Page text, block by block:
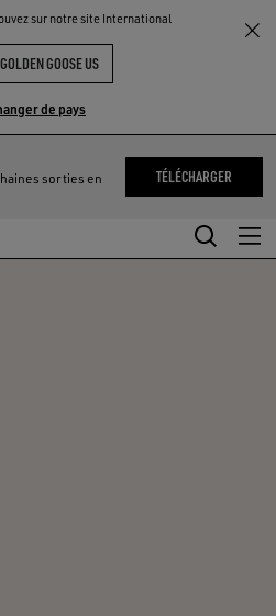
sur notre site International
GOOSE US
de pays
sorties en
TÉLÉCHARGER
THE